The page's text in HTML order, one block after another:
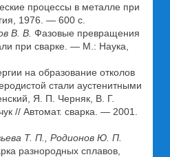
процессы в металле при
1976. — 600 с.
В. В. Фазовые превращения
при сварке. — М.: Наука,
на образование отколов
стали аустенитными
Я. П. Черняк, В. Г.
// Автомат. сварка. — 2001.
Т. П., Родионов Ю. П.
разнородных сплавов,